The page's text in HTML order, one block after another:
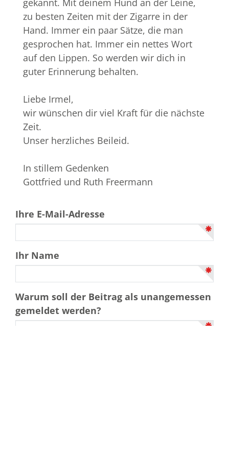
gekannt. Mit deinem Hund an der Leine,
zu besten Zeiten mit der Zigarre in der
Hand. Immer ein paar Sätze, die man
gesprochen hat. Immer ein nettes Wort
auf den Lippen. So werden wir dich in
guter Erinnerung behalten.
Liebe Irmel,
wir wünschen dir viel Kraft für die nächste
Zeit.
Unser herzliches Beileid.
In stillem Gedenken
Gottfried und Ruth Freermann
Ihre E-Mail-Adresse
Ihr Name
Warum soll der Beitrag als unangemessen
gemeldet werden?